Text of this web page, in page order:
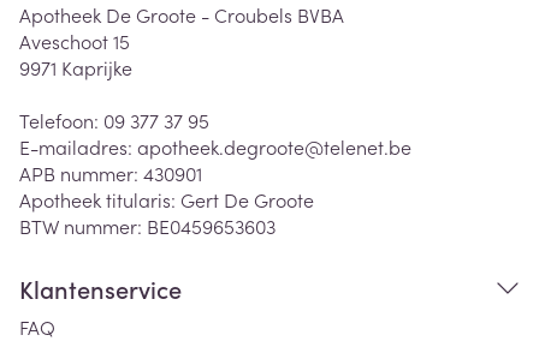
Apotheek De Groote - Croubels BVBA
Aveschoot 15
9971 Kaprijke
Telefoon: 09 377 37 95
E-mailadres: apotheek.degroote@telenet.be
APB nummer: 430901
Apotheek titularis: Gert De Groote
BTW nummer: BE0459653603
Klantenservice
FAQ